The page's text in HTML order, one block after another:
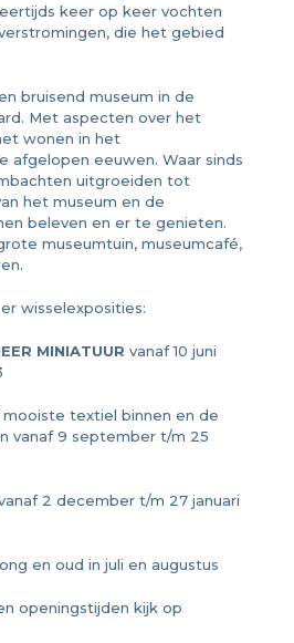
keer op keer vochten
die het gebied
bruisend museum in de
Met aspecten over het
wonen in het
afgelopen eeuwen. Waar sinds
uitgroeiden tot
het museum en de
beleven en er te genieten.
museumtuin, museumcafé,
wisselexposities:
MINIATUUR vanaf 10 juni
textiel binnen en de
vanaf 9 september t/m 25
2 december t/m 27 januari
en oud in juli en augustus
openingstijden kijk op